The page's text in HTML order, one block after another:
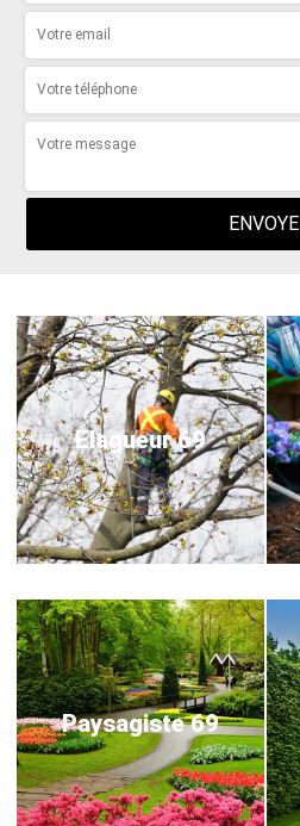
Elagueur 69
Paysagiste 69